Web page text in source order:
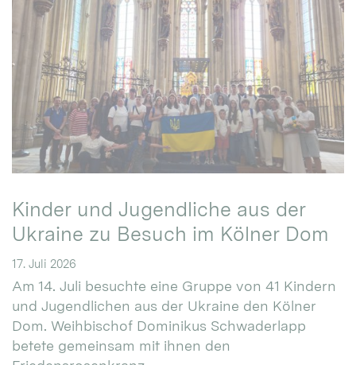
Kinder und Jugendliche aus der
Ukraine zu Besuch im Kölner Dom
17. Juli 2026
Am 14. Juli besuchte eine Gruppe von 41 Kindern
und Jugendlichen aus der Ukraine den Kölner
Dom. Weihbischof Dominikus Schwaderlapp
betete gemeinsam mit ihnen den